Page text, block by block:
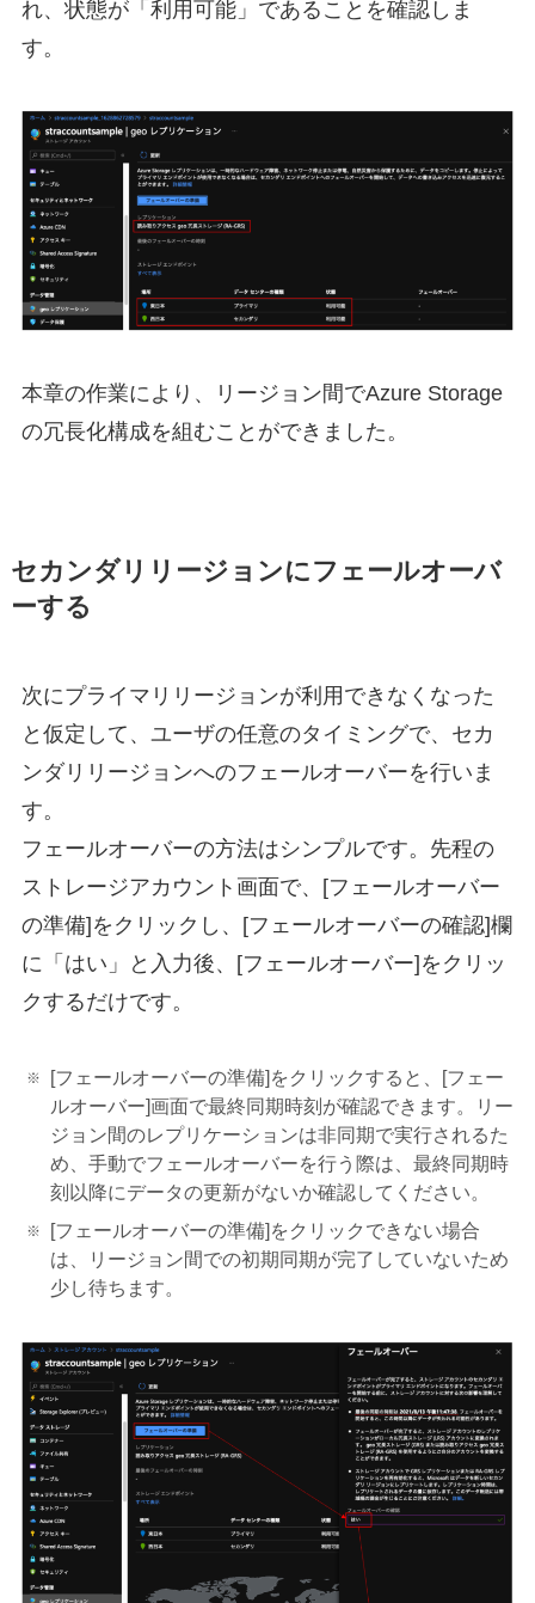
れ、状態が「利用可能」であることを確認しま
す。
本章の作業により、リージョン間でAzure Storage
の冗長化構成を組むことができました。
セカンダリリージョンにフェールオーバ
ーする
次にプライマリリージョンが利用できなくなった
と仮定して、ユーザの任意のタイミングで、セカ
ンダリリージョンへのフェールオーバーを行いま
す。
フェールオーバーの方法はシンプルです。先程の
ストレージアカウント画面で、[フェールオーバー
の準備]をクリックし、[フェールオーバーの確認]欄
に「はい」と入力後、[フェールオーバー]をクリッ
クするだけです。
[フェールオーバーの準備]をクリックすると、[フェー
ルオーバー]画面で最終同期時刻が確認できます。リー
ジョン間のレプリケーションは非同期で実行されるた
め、手動でフェールオーバーを行う際は、最終同期時
刻以降にデータの更新がないか確認してください。
[フェールオーバーの準備]をクリックできない場合
は、リージョン間での初期同期が完了していないため
少し待ちます。